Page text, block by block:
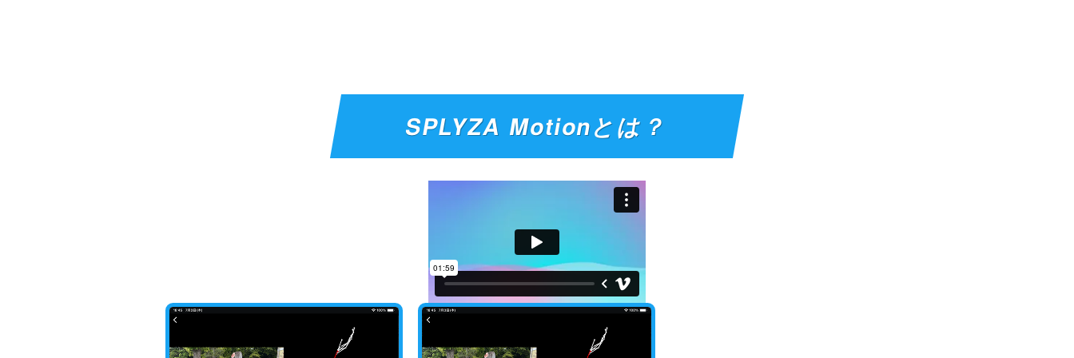
SPLYZA Motionとは？